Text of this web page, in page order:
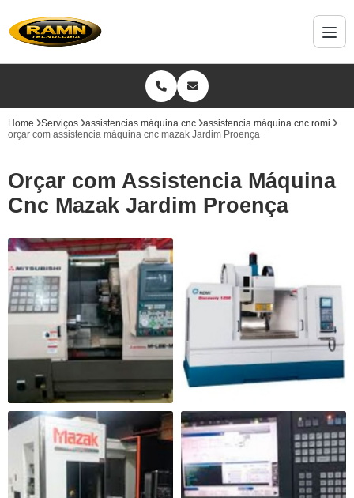
Home Serviços assistencias máquina cnc
assistencia máquina cnc romi
orçar com assistencia máquina cnc mazak Jardim Proença
Orçar com Assistencia Máquina
Cnc Mazak Jardim Proença